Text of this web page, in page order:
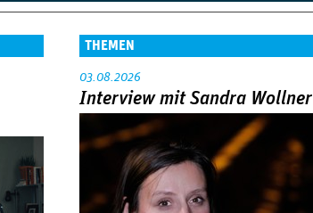
THEMEN
03.08.2026
Interview mit Sandra Wollner